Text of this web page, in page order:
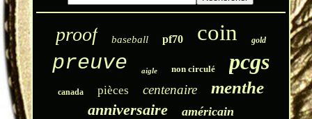
proof baseball pf70 coin gold
preuve aigle non circulé pcgs
canada pièces centenaire menthe
anniversaire américain